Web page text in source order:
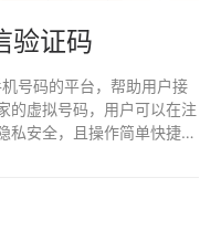
验证码
号码的平台，帮助用户接
的虚拟号码，用户可以在注
私安全，且操作简单快捷。